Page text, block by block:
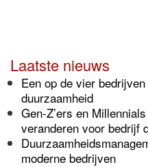
Laatste nieuws
Een op de vier
duurzaamheid
Gen-Z’ers en
veranderen voor bedrijf
moderne bedrijven